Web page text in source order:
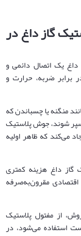
گاز داغ در
یک اتصال دائمی و
برابر ضربه، حرارت و
منگنه یا چسباندن که
شوند، جوش پلاستیک
می‌کند که ظاهر اولیه
داغ هزینه کمتری
مقرون‌به‌صرفه
از مفتول پلاستیک
استفاده می‌شود، در